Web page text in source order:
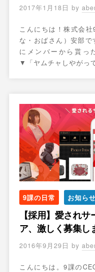
2017年1月18日 by
こんにちは！株式会
な・おばさん）安部
にメンバーから貰っ
▼「ヤムチャしやがっ
9課の日常 お知らせ
【採用】愛され
ア、激しく募集し
2016年9月29日 by
こんにちは。9課の